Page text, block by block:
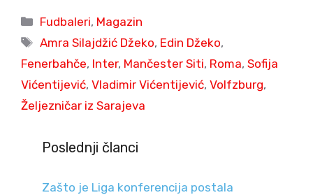
Categories
Fudbaleri, Magazin
Tags
Amra Silajdžić Džeko, Edin Džeko,
Fenerbahče, Inter, Mančester Siti, Roma, Sofija
Vićentijević, Vladimir Vićentijević, Volfzburg,
Željezničar iz Sarajeva
Poslednji članci
Zašto je Liga konferencija postala